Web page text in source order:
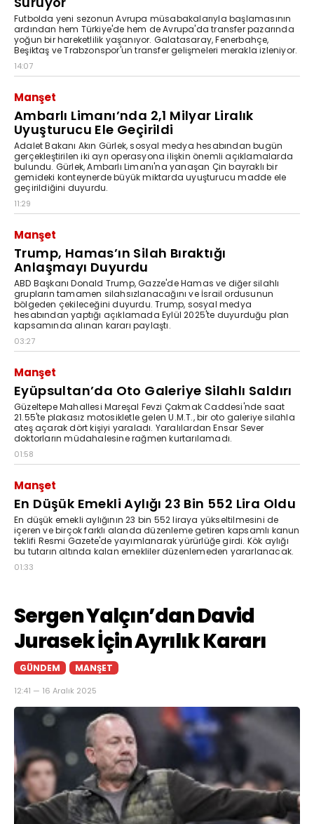
Futbolda yeni sezonun Avrupa müsabakalarıyla başlamasının
ardından hem Türkiye'de hem de Avrupa'da transfer pazarında
yoğun bir hareketlilik yaşanıyor. Galatasaray, Fenerbahçe,
Beşiktaş ve Trabzonspor'un transfer gelişmeleri merakla izleniyor.
14:07
Manşet
Ambarlı Limanı’nda 2,1 Milyar Liralık
Uyuşturucu Ele Geçirildi
Adalet Bakanı Akın Gürlek, sosyal medya hesabından bugün
gerçekleştirilen iki ayrı operasyona ilişkin önemli açıklamalarda
bulundu. Gürlek, Ambarlı Limanı'na yanaşan Çin bayraklı bir
gemideki konteynerde büyük miktarda uyuşturucu madde ele
geçirildiğini duyurdu.
11:29
Manşet
Trump, Hamas’ın Silah Bıraktığı
Anlaşmayı Duyurdu
ABD Başkanı Donald Trump, Gazze'de Hamas ve diğer silahlı
grupların tamamen silahsızlanacağını ve İsrail ordusunun
bölgeden çekileceğini duyurdu. Trump, sosyal medya
hesabından yaptığı açıklamada Eylül 2025'te duyurduğu plan
kapsamında alınan kararı paylaştı.
03:27
Manşet
Eyüpsultan’da Oto Galeriye Silahlı Saldırı
Güzeltepe Mahallesi Mareşal Fevzi Çakmak Caddesi'nde saat
21.55'te plakasız motosikletle gelen U.M.T., bir oto galeriye silahla
ateş açarak dört kişiyi yaraladı. Yaralılardan Ensar Sever
doktorların müdahalesine rağmen kurtarılamadı.
01:58
Manşet
En Düşük Emekli Aylığı 23 Bin 552 Lira Oldu
En düşük emekli aylığının 23 bin 552 liraya yükseltilmesini de
içeren ve birçok farklı alanda düzenleme getiren kapsamlı kanun
teklifi Resmi Gazete'de yayımlanarak yürürlüğe girdi. Kök aylığı
bu tutarın altında kalan emekliler düzenlemeden yararlanacak.
01:33